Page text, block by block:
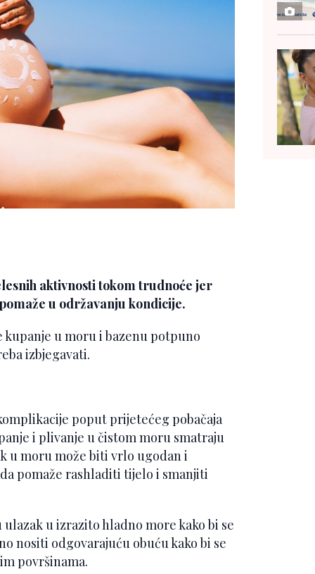
aktivnosti tokom trudnoće jer
u održavanju kondicije.
kupanje u moru i bazenu potpuno
izbjegavati.
poput prijetećeg pobačaja
i plivanje u čistom moru smatraju
u moru može biti vrlo ugodan i
pomaže rashladiti tijelo i smanjiti
u izrazito hladno more kako bi se
nositi odgovarajuću obuću kako bi se
površinama.